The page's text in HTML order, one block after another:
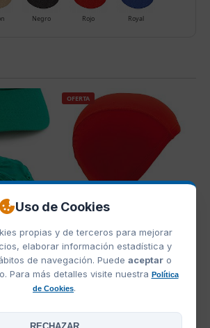
Uso de Cookies
propias y de terceros para mejorar
elaborar información estadística y
de navegación. Puede aceptar o
Para más detalles visite nuestra Política
de Cookies.
Negro Rojo Royal
OFERTA
Gorro de Piscina Micra
Makito
Desde 0,97 €